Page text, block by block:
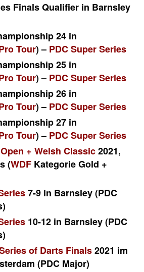
Finals Qualifier in Barnsley
24 in
Tour) – PDC Super Series
25 in
Tour) – PDC Super Series
26 in
Tour) – PDC Super Series
27 in
Tour) – PDC Super Series
+ Welsh Classic2021,
(WDF Kategorie Gold +
7-9 in Barnsley (PDC
10-12 in Barnsley (PDC
of Darts Finals2021 im
(PDC Major)